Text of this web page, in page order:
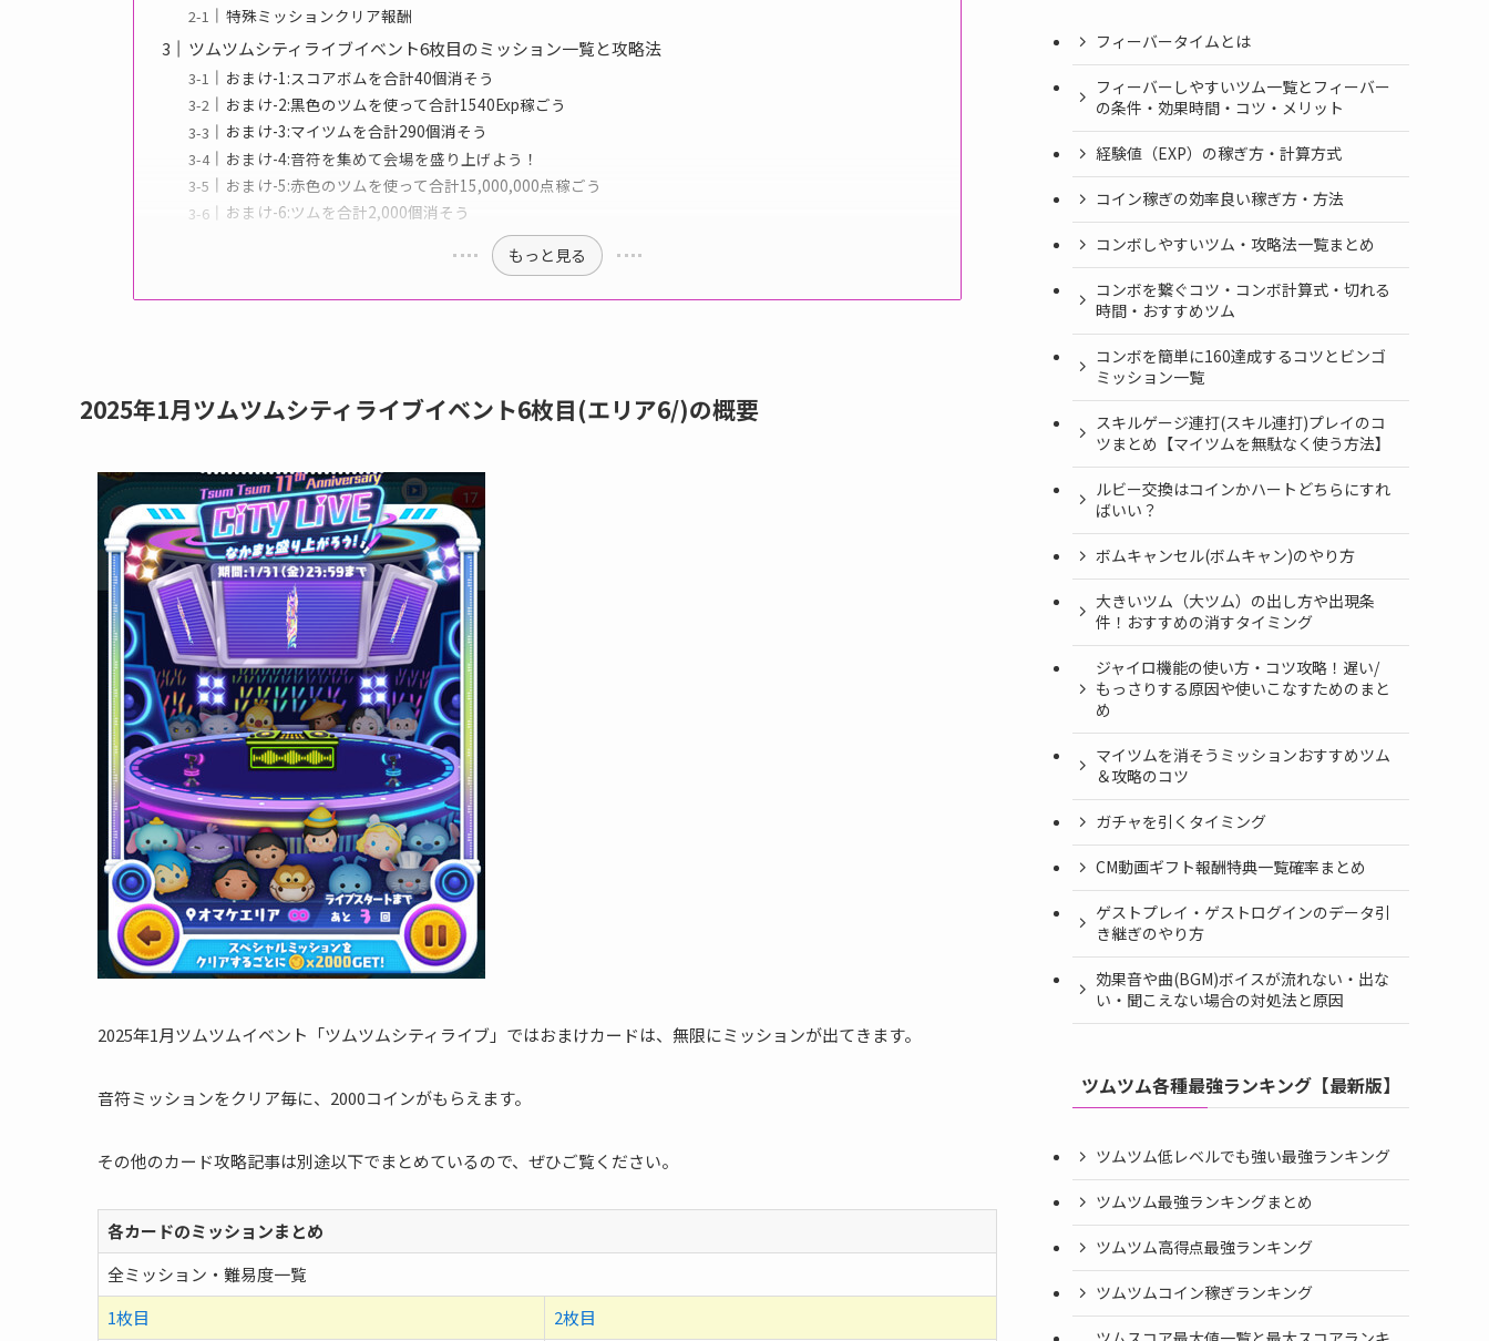
特殊ミッションクリア報酬
ツムツムシティライブイベント6枚目のミッション一覧と攻略法
おまけ-1:スコアボムを合計40個消そう
おまけ-2:黒色のツムを使って合計1540Exp稼ごう
おまけ-3:マイツムを合計290個消そう
おまけ-4:音符を集めて会場を盛り上げよう！
おまけ-5:赤色のツムを使って合計15,000,000点稼ごう
おまけ-6:ツムを合計2,000個消そう
もっと見る
2025年1月ツムツムシティライブイベント6枚目(エリア6/)の概要
2025年1月ツムツムイベント「ツムツムシティライブ」ではおまけカードは、無限にミッションが出てきます。
音符ミッションをクリア毎に、2000コインがもらえます。
その他のカード攻略記事は別途以下でまとめているので、ぜひご覧ください。
各カードのミッションまとめ
全ミッション・難易度一覧
1枚目
2枚目
フィーバータイムとは
フィーバーしやすいツム一覧とフィーバー
の条件・効果時間・コツ・メリット
経験値（EXP）の稼ぎ方・計算方式
コイン稼ぎの効率良い稼ぎ方・方法
コンボしやすいツム・攻略法一覧まとめ
コンボを繋ぐコツ・コンボ計算式・切れる
時間・おすすめツム
コンボを簡単に160達成するコツとビンゴ
ミッション一覧
スキルゲージ連打(スキル連打)プレイのコ
ツまとめ【マイツムを無駄なく使う方法】
ルビー交換はコインかハートどちらにすれ
ばいい？
ボムキャンセル(ボムキャン)のやり方
大きいツム（大ツム）の出し方や出現条
件！おすすめの消すタイミング
ジャイロ機能の使い方・コツ攻略！遅い/
もっさりする原因や使いこなすためのまと
め
マイツムを消そうミッションおすすめツム
＆攻略のコツ
ガチャを引くタイミング
CM動画ギフト報酬特典一覧確率まとめ
ゲストプレイ・ゲストログインのデータ引
き継ぎのやり方
効果音や曲(BGM)ボイスが流れない・出な
い・聞こえない場合の対処法と原因
ツムツム各種最強ランキング【最新版】
ツムツム低レベルでも強い最強ランキング
ツムツム最強ランキングまとめ
ツムツム高得点最強ランキング
ツムツムコイン稼ぎランキング